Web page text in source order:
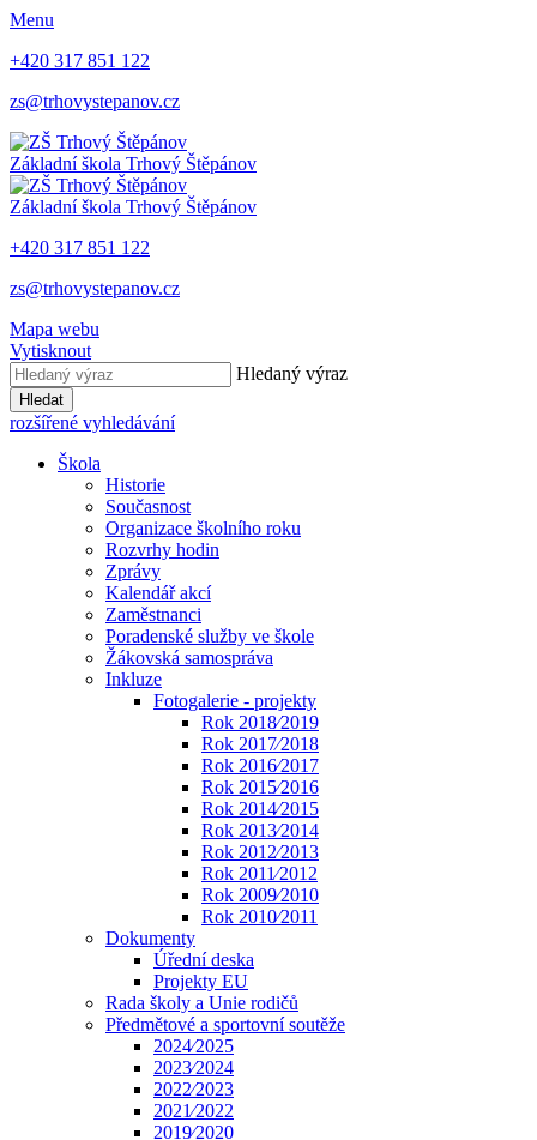
Menu
+420 317 851 122
zs@trhovystepanov.cz
Základní škola Trhový Štěpánov
Základní škola Trhový Štěpánov
+420 317 851 122
zs@trhovystepanov.cz
Mapa webu
Vytisknout
Hledaný výraz
Hledat
rozšířené vyhledávání
Škola
Historie
Současnost
Organizace školního roku
Rozvrhy hodin
Zprávy
Kalendář akcí
Zaměstnanci
Poradenské služby ve škole
Žákovská samospráva
Inkluze
Fotogalerie - projekty
Rok 2018⁄2019
Rok 2017⁄2018
Rok 2016⁄2017
Rok 2015⁄2016
Rok 2014⁄2015
Rok 2013⁄2014
Rok 2012⁄2013
Rok 2011⁄2012
Rok 2009⁄2010
Rok 2010⁄2011
Dokumenty
Úřední deska
Projekty EU
Rada školy a Unie rodičů
Předmětové a sportovní soutěže
2024⁄2025
2023⁄2024
2022⁄2023
2021⁄2022
2019⁄2020